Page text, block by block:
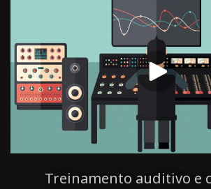
Treinamento auditivo e